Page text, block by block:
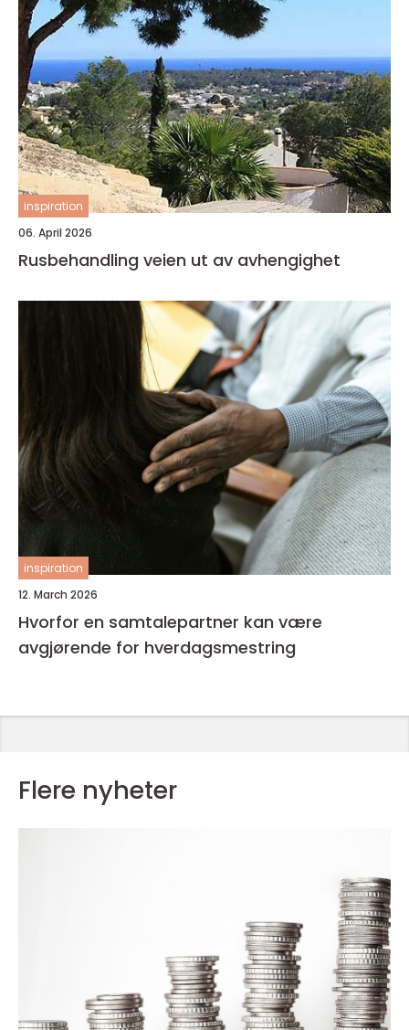
inspiration
06. April 2026
Rusbehandling veien ut av avhengighet
inspiration
12. March 2026
Hvorfor en samtalepartner kan være
avgjørende for hverdagsmestring
Flere nyheter